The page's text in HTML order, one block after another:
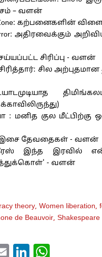
– வளன்
Zone: கற்பனைகளின்
அதிரவைக்கும்
சிரிப்பு - வளன்
சில
: மனித குல மீட்பிற்கு
இசை தேவதைகள் - வளன்
இந்த இரவில்
- வளன்
theory, Women liberation,
de Beauvoir, Shakespeare
EmailLinkedIn